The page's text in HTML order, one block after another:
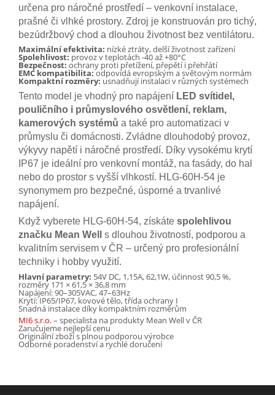
určena pro náročné prostředí – venkovní instalace,
prašné či vlhké prostory. Zdroj je konstruován pro tichý,
bezúdržbový chod a dlouhou životnost bez ventilátoru.
Maximální efektivita: nízké ztráty, delší životnost zařízení
Spolehlivost: provoz v teplotách -40 až +80°C
Bezpečnost: ochrany proti přetížení, přepětí i přehřátí
EMC kompatibilita:odpovídá evropským a světovým normám
Kompaktní rozměry: usnadňují instalaci v různých systémech
Tento model je vhodný pro napájení LED svítidel,
pouličního i průmyslového osvětlení, reklam,
kamerových systémů a také pro automatizaci v
průmyslu či domácnosti. Zvládne dlouhodobý provoz,
výkyvy napětí i náročné prostředí. Díky vysokému krytí
IP67 je ideální pro venkovní montáž, na fasády, do hal
nebo do prostor s vyšší vlhkostí. HLG-60H-54 je
synonymem pro bezpečné, úsporné a trvanlivé
napájení.
Když vyberete HLG-60H-54, získáte spolehlivou
značku Mean Well
s dlouhou životností, podporou a
kvalitním servisem v ČR – určený pro profesionální
techniky i hobby využití.
Hlavní parametry: 54V DC, 1,15A, 62,1W, účinnost 90,5 %,
rozměry 171 × 61,5 × 36,8 mm
Napájení: 90–305VAC, 47–63Hz
Krytí: IP65/IP67, kovové tělo, třída ochrany I
Snadná instalace díky kompaktním rozměrům
MI6 s.r.o.– specialista na produkty Mean Well v ČR
Zaručujeme nejlepší cenu
Originální zboží s plnou podporou výrobce
Odborné poradenství a rychlé doručení